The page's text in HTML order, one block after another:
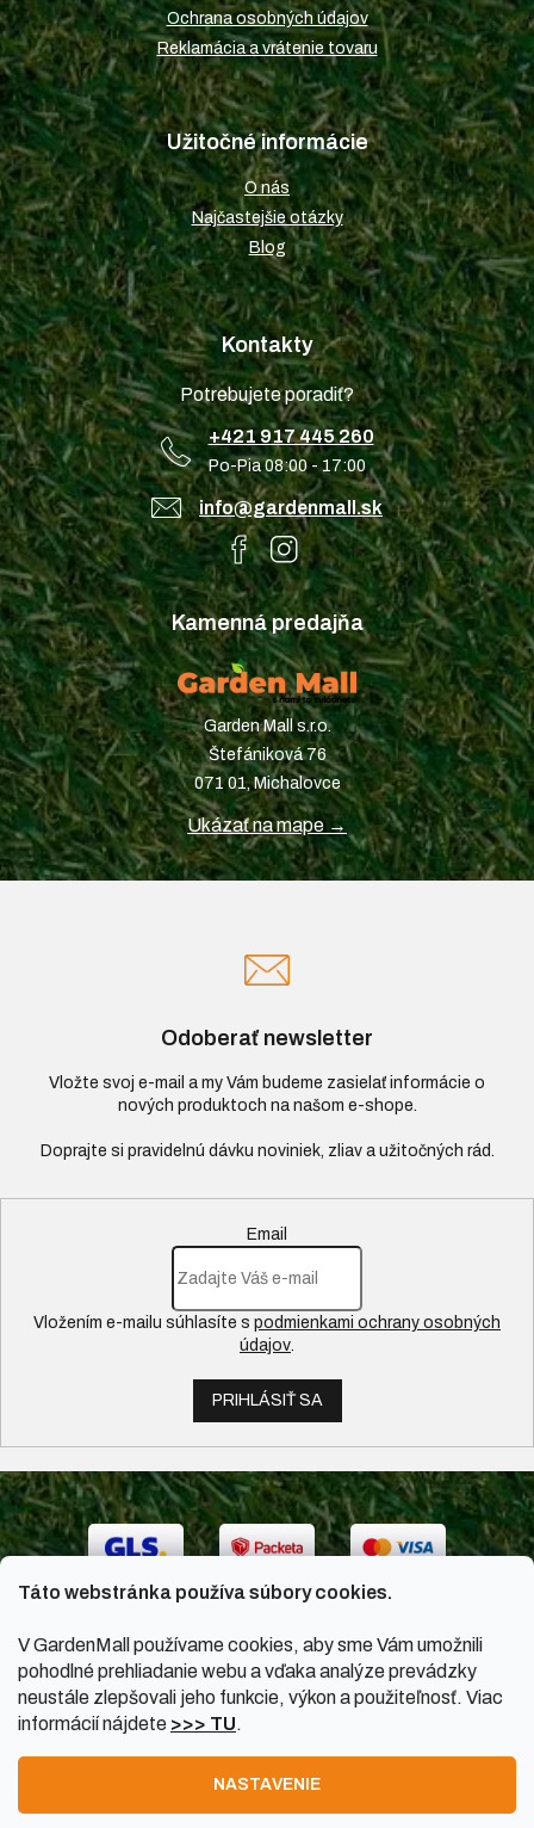
Táto webstránka používa súbory cookies.
V GardenMall používame cookies, aby sme Vám umožnili
pohodlné prehliadanie webu a vďaka analýze prevádzky
neustále zlepšovali jeho funkcie, výkon a použiteľnosť. Viac
informácií nájdete >>> TU.
NASTAVENIE
Ochrana osobných údajov
Reklamácia a vrátenie tovaru
Užitočné informácie
O nás
Najčastejšie otázky
Blog
Kontakty
Potrebujete poradiť?
+421 917 445 260
Po-Pia 08:00 - 17:00
info@gardenmall.sk
Kamenná predajňa
Garden Mall s.r.o.
Štefániková 76
071 01, Michalovce
Ukázať na mape →
Odoberať newsletter
Vložte svoj e-mail a my Vám budeme zasielať informácie o
nových produktoch na našom e-shope.
Email
Vložením e-mailu súhlasíte s podmienkami ochrany osobných
údajov
PRIHLÁSIŤ SA